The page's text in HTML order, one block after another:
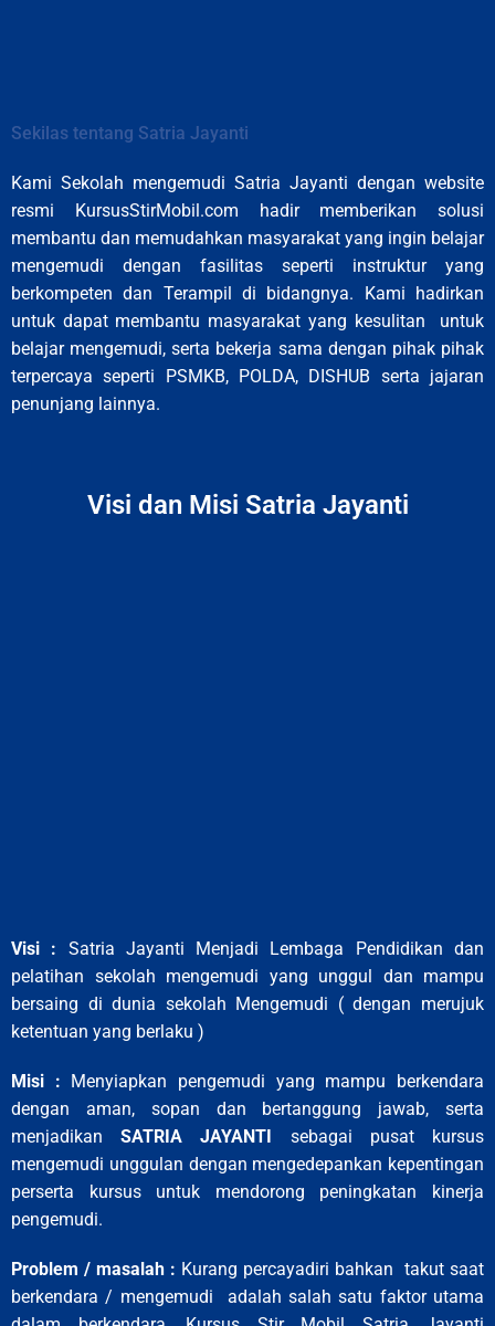
Sekilas tentang Satria Jayanti
Kami Sekolah mengemudi Satria Jayanti dengan website
resmi KursusStirMobil.com hadir memberikan solusi
membantu dan memudahkan masyarakat yang ingin belajar
mengemudi dengan fasilitas seperti instruktur yang
berkompeten dan Terampil di bidangnya. Kami hadirkan
untuk dapat membantu masyarakat yang kesulitan untuk
belajar mengemudi, serta bekerja sama dengan pihak pihak
terpercaya seperti PSMKB, POLDA, DISHUB serta jajaran
penunjang lainnya.
Visi dan Misi Satria Jayanti
Visi : Satria Jayanti Menjadi Lembaga Pendidikan dan
pelatihan sekolah mengemudi yang unggul dan mampu
bersaing di dunia sekolah Mengemudi ( dengan merujuk
ketentuan yang berlaku )
Misi : Menyiapkan pengemudi yang mampu berkendara
dengan aman, sopan dan bertanggung jawab, serta
menjadikanSATRIA JAYANTI
sebagai pusat kursus
mengemudi unggulan dengan mengedepankan kepentingan
perserta kursus untuk mendorong peningkatan kinerja
pengemudi.
Problem / masalah : Kurang percayadiri bahkan takut saat
berkendara / mengemudi adalah salah satu faktor utama